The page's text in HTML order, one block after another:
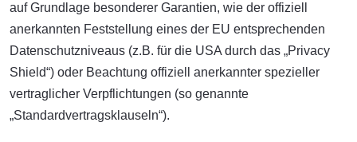
auf Grundlage besonderer Garantien, wie der offiziell
anerkannten Feststellung eines der EU entsprechenden
Datenschutzniveaus (z.B. für die USA durch das „Privacy
Shield“) oder Beachtung offiziell anerkannter spezieller
vertraglicher Verpflichtungen (so genannte
„Standardvertragsklauseln“).